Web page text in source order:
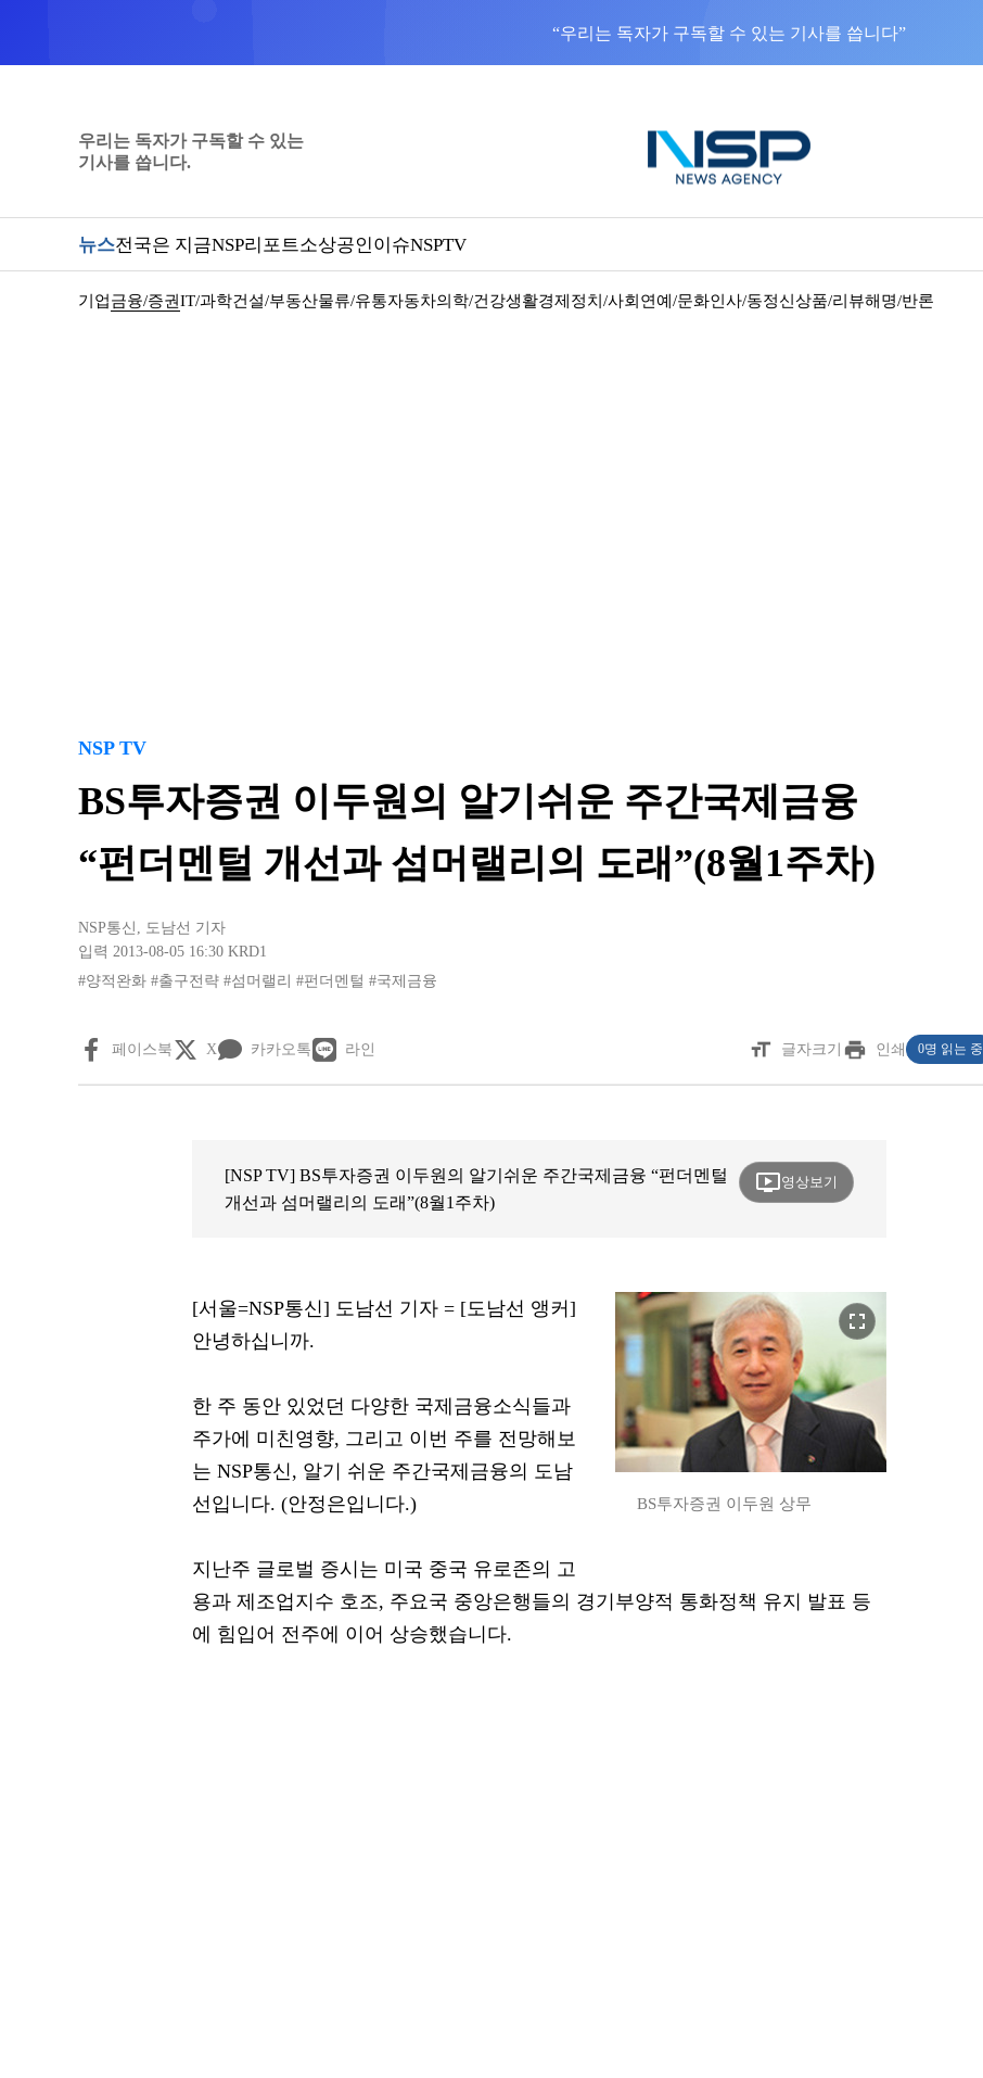
“우리는 독자가 구독할 수 있는 기사를 씁니다”
우리는 독자가 구독할 수 있는
기사를 씁니다.
뉴스전국은 지금NSP리포트소상공인이슈NSPTV
기업금융/증권IT/과학건설/부동산물류/유통자동차의학/건강생활경제 정치/사회 연예/문화인사/동정신상품/리뷰해명/반론
NSP TV
BS투자증권 이두원의 알기쉬운 주간국제금융
“펀더멘털 개선과 섬머랠리의 도래”(8월1주차)
NSP통신 , 도남선 기자
입력 2013-08-05 16:30 KRD1
#양적완화 #출구전략 #섬머랠리 #펀더멘털 #국제금융
페이스북 X 카카오톡 라인 format_size 글자크기 print 인쇄 0명 읽는 중
[NSP TV] BS투자증권 이두원의 알기쉬운 주간국제금융 “펀더멘털
개선과 섬머랠리의 도래”(8월1주차)
ondemand_video영상보기
fullscreen
BS투자증권 이두원 상무
[서울=NSP통신] 도남선 기자 = [도남선 앵커]
안녕하십니까.
한 주 동안 있었던 다양한 국제금융소식들과
주가에 미친영향, 그리고 이번 주를 전망해보
는 NSP통신, 알기 쉬운 주간국제금융의 도남
선입니다. (안정은입니다.)
지난주 글로벌 증시는 미국 중국 유로존의 고
용과 제조업지수 호조, 주요국 중앙은행들의 경기부양적 통화정책 유지 발표 등
에 힘입어 전주에 이어 상승했습니다.